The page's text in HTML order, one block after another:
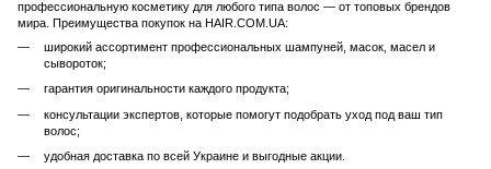
профессиональную косметику для любого типа волос — от топовых брендов
мира. Преимущества покупок на HAIR.COM.UA:
широкий ассортимент профессиональных шампуней, масок, масел и
сывороток;
гарантия оригинальности каждого продукта;
консультации экспертов, которые помогут подобрать уход под ваш тип
волос;
удобная доставка по всей Украине и выгодные акции.